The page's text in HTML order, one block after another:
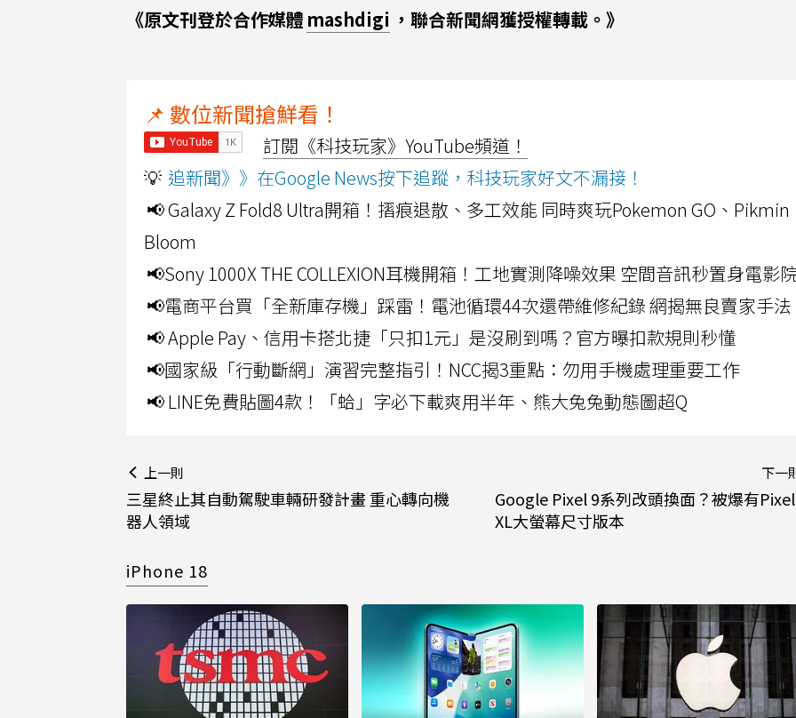
《原文刊登於合作媒體 mashdigi ，聯合新聞網獲授權轉載。》
📌 數位新聞搶鮮看！
訂閱《科技玩家》YouTube頻道！
💡 追新聞》》在Google News按下追蹤，科技玩家好文不漏接！
📢 Galaxy Z Fold8 Ultra開箱！摺痕退散、多工效能 同時爽玩Pokemon GO、Pikmin
Bloom
📢Sony 1000X THE COLLEXION耳機開箱！工地實測降噪效果 空間音訊秒置身電影
📢電商平台買「全新庫存機」踩雷！電池循環44次還帶維修紀錄 網揭無良賣家手法
📢 Apple Pay、信用卡搭北捷「只扣1元」是沒刷到嗎？官方曝扣款規則秒懂
📢國家級「行動斷網」演習完整指引！NCC揭3重點：勿用手機處理重要工作
📢 LINE免費貼圖4款！「蛤」字必下載爽用半年、熊大兔兔動態圖超Q
上一則
三星終止其自動駕駛車輛研發計畫 重心轉向機
器人領域
下一
Google Pixel 9系列改頭換面？被爆有
XL大螢幕尺寸版本
iPhone 18